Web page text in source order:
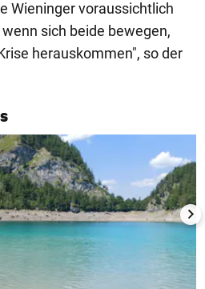
Wieninger voraussichtlich
sich beide bewegen,
herauskommen", so der